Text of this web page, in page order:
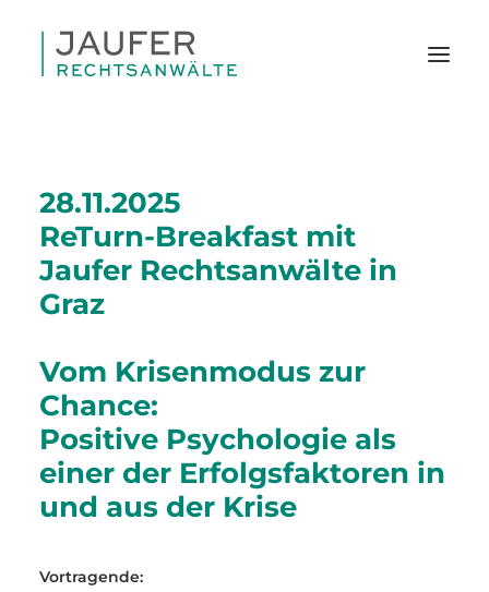
SEARCH
28.11.2025
ReTurn-Breakfast mit
Jaufer Rechtsanwälte in
Graz
Vom Krisenmodus zur
Chance:
Positive Psychologie als
einer der Erfolgsfaktoren in
und aus der Krise
Vortragende: